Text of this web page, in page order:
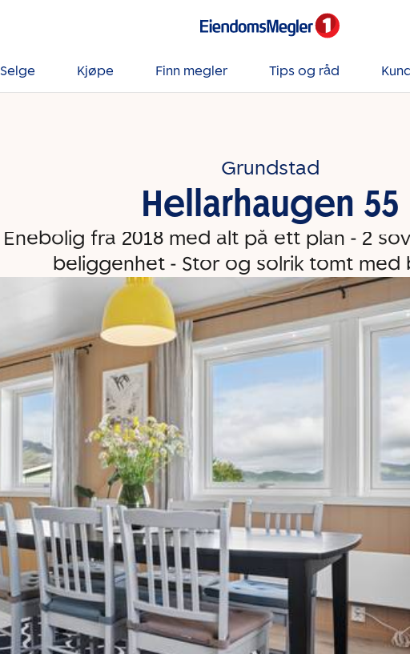
Selge Kjøpe Finn megler Tips og råd
Grundstad
Hellarhaugen 55
Enebolig fra 2018 med alt på ett plan - 2
beliggenhet - Stor og solrik tomt med